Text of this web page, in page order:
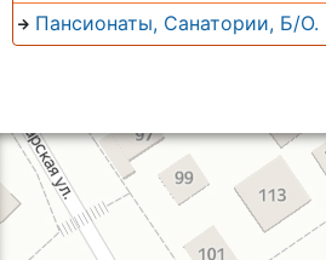
Пансионаты, Санатории, Б/О.